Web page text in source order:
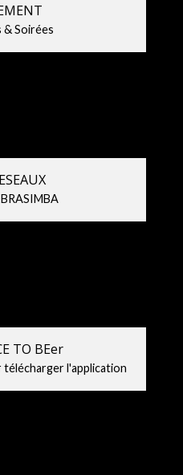
Soirées
TO BEer
télécharger l'application